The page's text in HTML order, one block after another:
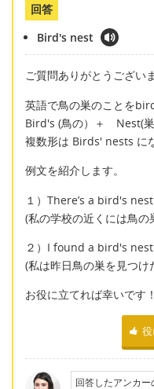
回答
Bird's nest
ご質問ありがとうございま
英語で鳥の巣のことを
Bird's (鳥の）＋ Nest(
複数形は Birds' nests に
例文を紹介します。
１）There’s a bird's
(私の学校の近くには鳥の
２）I found a bird's
(私は昨日鳥の巣を見つけ
お役に立てれば幸いです！
回答したアンカー